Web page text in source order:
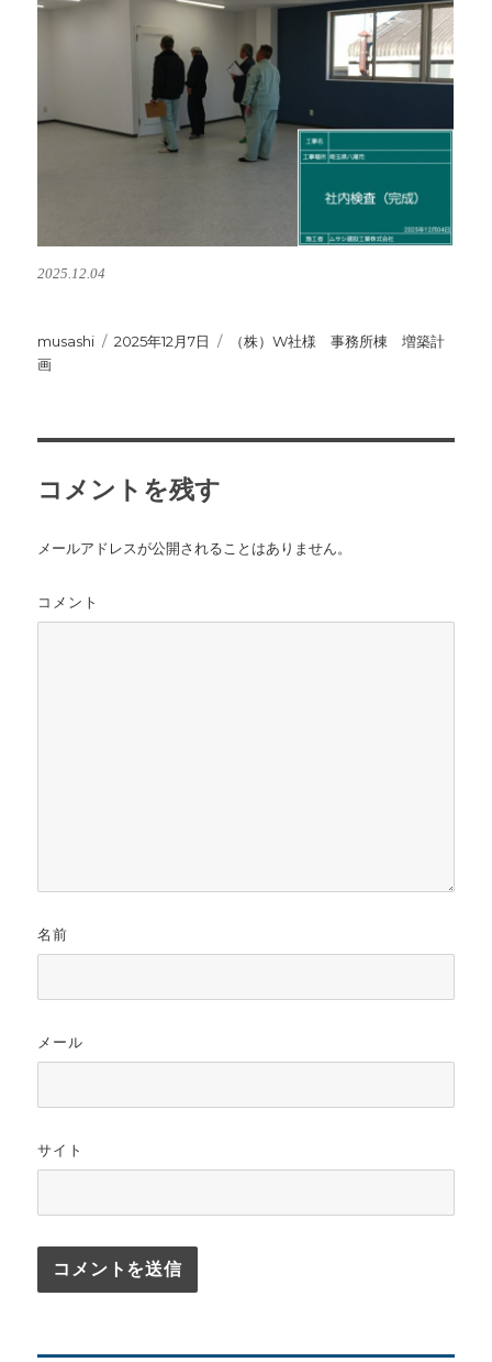
2025.12.04
投
稿
musashi
投
2025年12月7日
カ
（株）W社様 事務所棟 増築計
画
コメントを残す
メールアドレスが公開されることはありません。
コメント
名前
メール
サイト